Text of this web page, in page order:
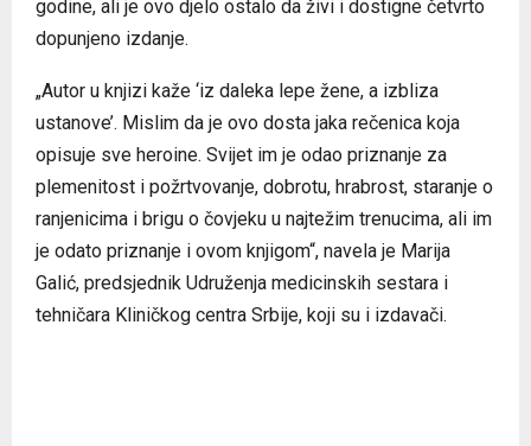
godine, ali je ovo djelo ostalo da živi i dostigne četvrto
dopunjeno izdanje.
„Autor u knjizi kaže ‘iz daleka lepe žene, a izbliza
ustanove’. Mislim da je ovo dosta jaka rečenica koja
opisuje sve heroine. Svijet im je odao priznanje za
plemenitost i požrtvovanje, dobrotu, hrabrost, staranje o
ranjenicima i brigu o čovjeku u najtežim trenucima, ali im
je odato priznanje i ovom knjigom“, navela je Marija
Galić, predsjednik Udruženja medicinskih sestara i
tehničara Kliničkog centra Srbije, koji su i izdavači.